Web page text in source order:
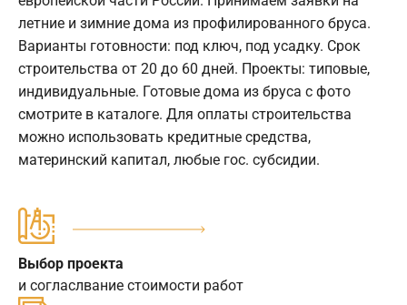
летние и зимние дома из профилированного бруса.
Варианты готовности: под ключ, под усадку. Срок
строительства от 20 до 60 дней. Проекты: типовые,
индивидуальные. Готовые дома из бруса с фото
смотрите в каталоге. Для оплаты строительства
можно использовать кредитные средства,
материнский капитал, любые гос. субсидии.
Выбор проекта
и согласлвание стоимости работ